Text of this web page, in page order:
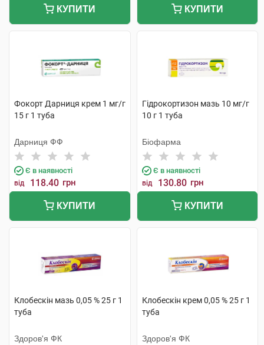
КУПИТИ КУПИТИ
Фокорт Дарниця крем 1 мг/г
15 г 1 туба
Дарниця ФФ
Є в наявності
від 118.40 грн
КУПИТИ
Гідрокортизон мазь 10 мг/г
10 г 1 туба
Біофарма
Є в наявності
від 130.80 грн
КУПИТИ
Клобескін мазь 0,05 % 25 г 1
туба
Здоров'я ФК
Клобескін крем 0,05 % 25 г 1
туба
Здоров'я ФК